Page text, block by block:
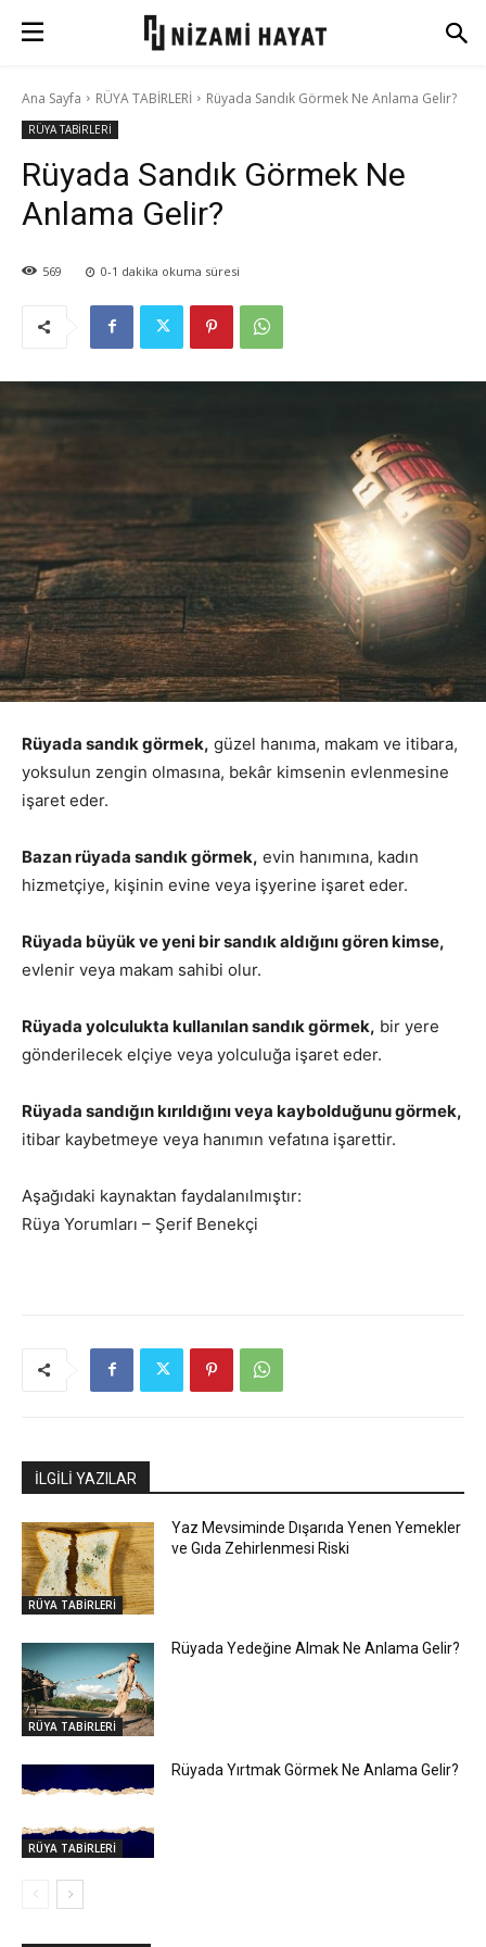
Ana Sayfa RÜYA TABİRLERİ Rüyada Sandık Görmek Ne Anlama Gelir?
RÜYA TABİRLERİ
Rüyada Sandık Görmek Ne
Anlama Gelir?
569 0-1 dakika okuma süresi
Rüyada sandık görmek, güzel hanıma, makam ve itibara,
yoksulun zengin olmasına, bekâr kimsenin evlenmesine
işaret eder.
Bazan rüyada sandık görmek, evin hanımına, kadın
hizmetçiye, kişinin evine veya işyerine işaret eder.
Rüyada büyük ve yeni bir sandık aldığını gören kimse,
evlenir veya makam sahibi olur.
Rüyada yolculukta kullanılan sandık görmek, bir yere
gönderilecek elçiye veya yolculuğa işaret eder.
Rüyada sandığın kırıldığını veya kaybolduğunu görmek,
itibar kaybetmeye veya hanımın vefatına işarettir.
Aşağıdaki kaynaktan faydalanılmıştır:
Rüya Yorumları – Şerif Benekçi
İLGİLİ YAZILAR
RÜYA TABİRLERİ
Yaz Mevsiminde Dışarıda Yenen Yemekler
ve Gıda Zehirlenmesi Riski
RÜYA TABİRLERİ
Rüyada Yedeğine Almak Ne Anlama Gelir?
RÜYA TABİRLERİ
Rüyada Yırtmak Görmek Ne Anlama Gelir?